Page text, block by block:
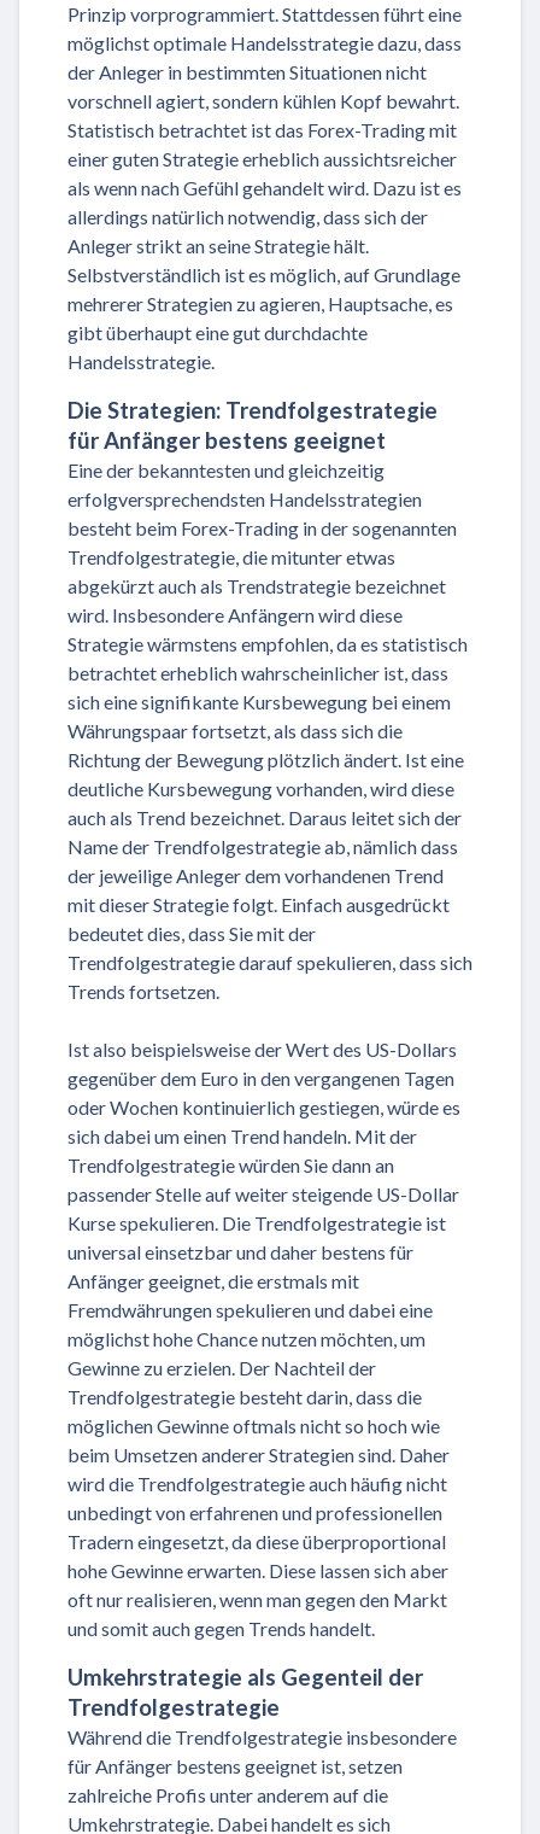
Prinzip vorprogrammiert. Stattdessen führt eine
möglichst optimale Handelsstrategie dazu, dass
der Anleger in bestimmten Situationen nicht
vorschnell agiert, sondern kühlen Kopf bewahrt.
Statistisch betrachtet ist das Forex-Trading mit
einer guten Strategie erheblich aussichtsreicher
als wenn nach Gefühl gehandelt wird. Dazu ist es
allerdings natürlich notwendig, dass sich der
Anleger strikt an seine Strategie hält.
Selbstverständlich ist es möglich, auf Grundlage
mehrerer Strategien zu agieren, Hauptsache, es
gibt überhaupt eine gut durchdachte
Handelsstrategie.
Die Strategien: Trendfolgestrategie
für Anfänger bestens geeignet
Eine der bekanntesten und gleichzeitig
erfolgversprechendsten Handelsstrategien
besteht beim Forex-Trading in der sogenannten
Trendfolgestrategie, die mitunter etwas
abgekürzt auch als Trendstrategie bezeichnet
wird. Insbesondere Anfängern wird diese
Strategie wärmstens empfohlen, da es statistisch
betrachtet erheblich wahrscheinlicher ist, dass
sich eine signifikante Kursbewegung bei einem
Währungspaar fortsetzt, als dass sich die
Richtung der Bewegung plötzlich ändert. Ist eine
deutliche Kursbewegung vorhanden, wird diese
auch als Trend bezeichnet. Daraus leitet sich der
Name der Trendfolgestrategie ab, nämlich dass
der jeweilige Anleger dem vorhandenen Trend
mit dieser Strategie folgt. Einfach ausgedrückt
bedeutet dies, dass Sie mit der
Trendfolgestrategie darauf spekulieren, dass sich
Trends fortsetzen.
Ist also beispielsweise der Wert des US-Dollars
gegenüber dem Euro in den vergangenen Tagen
oder Wochen kontinuierlich gestiegen, würde es
sich dabei um einen Trend handeln. Mit der
Trendfolgestrategie würden Sie dann an
passender Stelle auf weiter steigende US-Dollar
Kurse spekulieren. Die Trendfolgestrategie ist
universal einsetzbar und daher bestens für
Anfänger geeignet, die erstmals mit
Fremdwährungen spekulieren und dabei eine
möglichst hohe Chance nutzen möchten, um
Gewinne zu erzielen. Der Nachteil der
Trendfolgestrategie besteht darin, dass die
möglichen Gewinne oftmals nicht so hoch wie
beim Umsetzen anderer Strategien sind. Daher
wird die Trendfolgestrategie auch häufig nicht
unbedingt von erfahrenen und professionellen
Tradern eingesetzt, da diese überproportional
hohe Gewinne erwarten. Diese lassen sich aber
oft nur realisieren, wenn man gegen den Markt
und somit auch gegen Trends handelt.
Umkehrstrategie als Gegenteil der
Trendfolgestrategie
Während die Trendfolgestrategie insbesondere
für Anfänger bestens geeignet ist, setzen
zahlreiche Profis unter anderem auf die
Umkehrstrategie. Dabei handelt es sich